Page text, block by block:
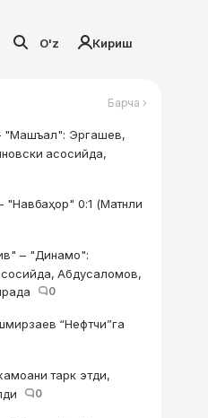
O'z Кириш
Барча ›
"Машъал": Эргашев,
асосийда,
"Навбаҳор" 0:1 (Матнли
– "Динамо":
Абдусаломов,
0
“Нефтчи”га
тарк этди,
0